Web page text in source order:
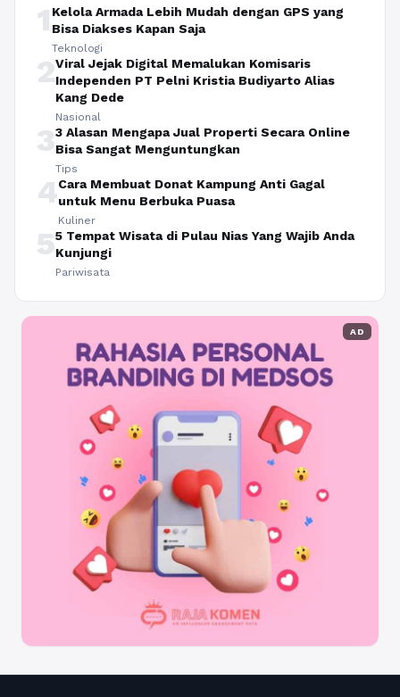
1 Kelola Armada Lebih Mudah dengan GPS yang
Bisa Diakses Kapan Saja
Teknologi
2Viral Jejak Digital Memalukan Komisaris
Independen PT Pelni Kristia Budiyarto Alias
Kang Dede
Nasional
33 Alasan Mengapa Jual Properti Secara Online
Bisa Sangat Menguntungkan
Tips
4Cara Membuat Donat Kampung Anti Gagal
untuk Menu Berbuka Puasa
Kuliner
55 Tempat Wisata di Pulau Nias Yang Wajib Anda
Kunjungi
Pariwisata
AD